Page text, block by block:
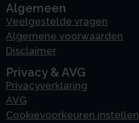
Algemeen
Veelgestelde vragen
Algemene voorwaarden
Disclaimer
Privacy & AVG
Privacyverklaring
AVG
Cookievoorkeuren instellen